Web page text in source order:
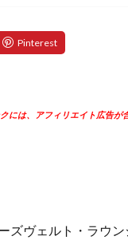
は、アフィリエイト広告が
ズヴェルト・ラウ